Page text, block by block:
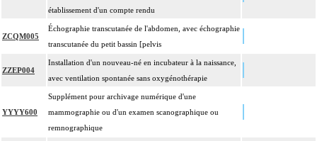
établissement d'un compte rendu
ZCQM005
Échographie transcutanée de l'abdomen, avec échographie
transcutanée du petit bassin [pelvis
ZZEP004
Installation d'un nouveau-né en incubateur à la naissance,
avec ventilation spontanée sans oxygénothérapie
YYYY600
Supplément pour archivage numérique d'une
mammographie ou d'un examen scanographique ou
remnographique